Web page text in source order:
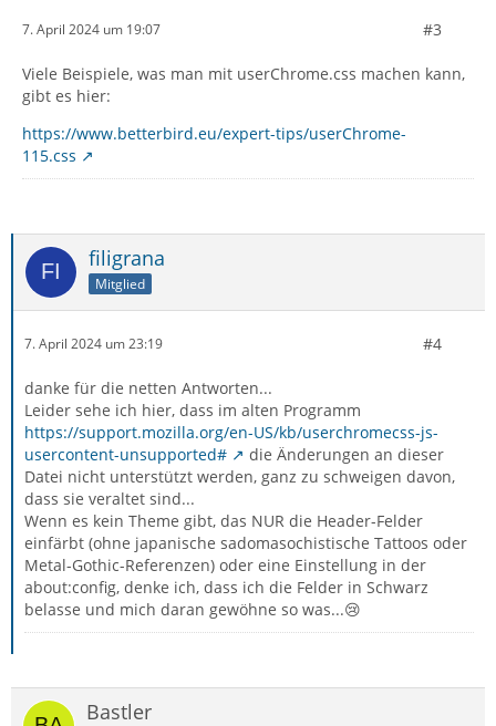
7. April 2024 um 19:07 #3
Viele Beispiele, was man mit userChrome.css machen kann,
gibt es hier:
https://www.betterbird.eu/expert-tips/userChrome-
115.css
filigrana
Mitglied
7. April 2024 um 23:19 #4
danke für die netten Antworten...
Leider sehe ich hier, dass im alten Programm
https://support.mozilla.org/en-US/kb/userchromecss-js-
usercontent-unsupported#
die Änderungen an dieser
Datei nicht unterstützt werden, ganz zu schweigen davon,
dass sie veraltet sind...
Wenn es kein Theme gibt, das NUR die Header-Felder
einfärbt (ohne japanische sadomasochistische Tattoos oder
Metal-Gothic-Referenzen) oder eine Einstellung in der
about:config, denke ich, dass ich die Felder in Schwarz
belasse und mich daran gewöhne so was...😢
Bastler